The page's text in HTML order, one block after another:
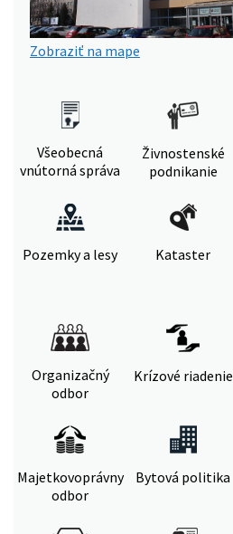
Zobraziť na mape
Všeobecná
vnútorná správa
Živnostenské
podnikanie
Pozemky a lesy Kataster
Organizačný
odbor
Krízové riadenie
Majetkovoprávny
odbor
Bytová politika